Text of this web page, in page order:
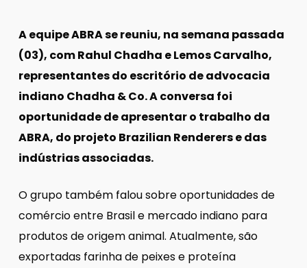
A equipe ABRA se reuniu, na semana passada
(03), com Rahul Chadha e Lemos Carvalho,
representantes do escritório de advocacia
indiano Chadha & Co. A conversa foi
oportunidade de apresentar o trabalho da
ABRA, do projeto Brazilian Renderers e das
indústrias associadas.
O grupo também falou sobre oportunidades de
comércio entre Brasil e mercado indiano para
produtos de origem animal. Atualmente, são
exportadas farinha de peixes e proteína